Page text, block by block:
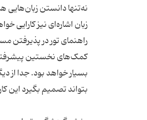
نه‌تنها دانستن زبان‌هایی
راهنمای تور در پذیرفتن
کمک‌های نخستین پیشرفته
بسیار خواهد بود. جدا از